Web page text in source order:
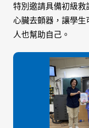
特別邀請具備初級救
心臟去顫器，讓學生
人也幫助自己。